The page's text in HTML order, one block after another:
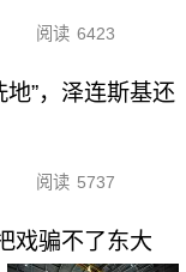
阅读 6423
”，泽连斯基还
阅读 5737
戏骗不了东大